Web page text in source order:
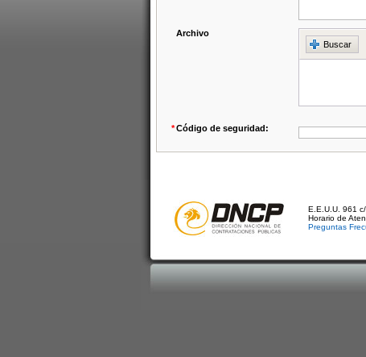
Archivo
Buscar
*Código de seguridad:
E.E.U.U. 961
Horario de
Preguntas